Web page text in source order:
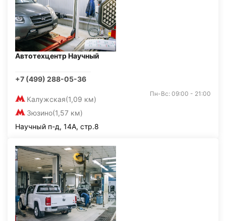
Автотехцентр Научный
+7 (499) 288-05-36
Калужская(1,09 км)
Зюзино(1,57 км)
Пн-Вс: 09:00 - 21:00
Научный п-д, 14А, стр.8